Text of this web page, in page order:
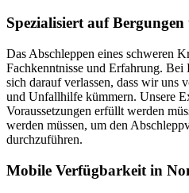
Spezialisiert auf
Das Abschleppen eines schweren
Fachkenntnisse und Erfahrung. Bei
sich darauf verlassen, dass wir uns
und Unfallhilfe kümmern. Unsere
Voraussetzungen erfüllt werden
werden müssen, um den
durchzuführen.
Mobile Verfügbarkeit in